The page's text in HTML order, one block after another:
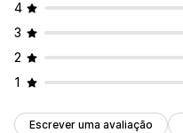
4
3
2
1
Escrever uma avaliação